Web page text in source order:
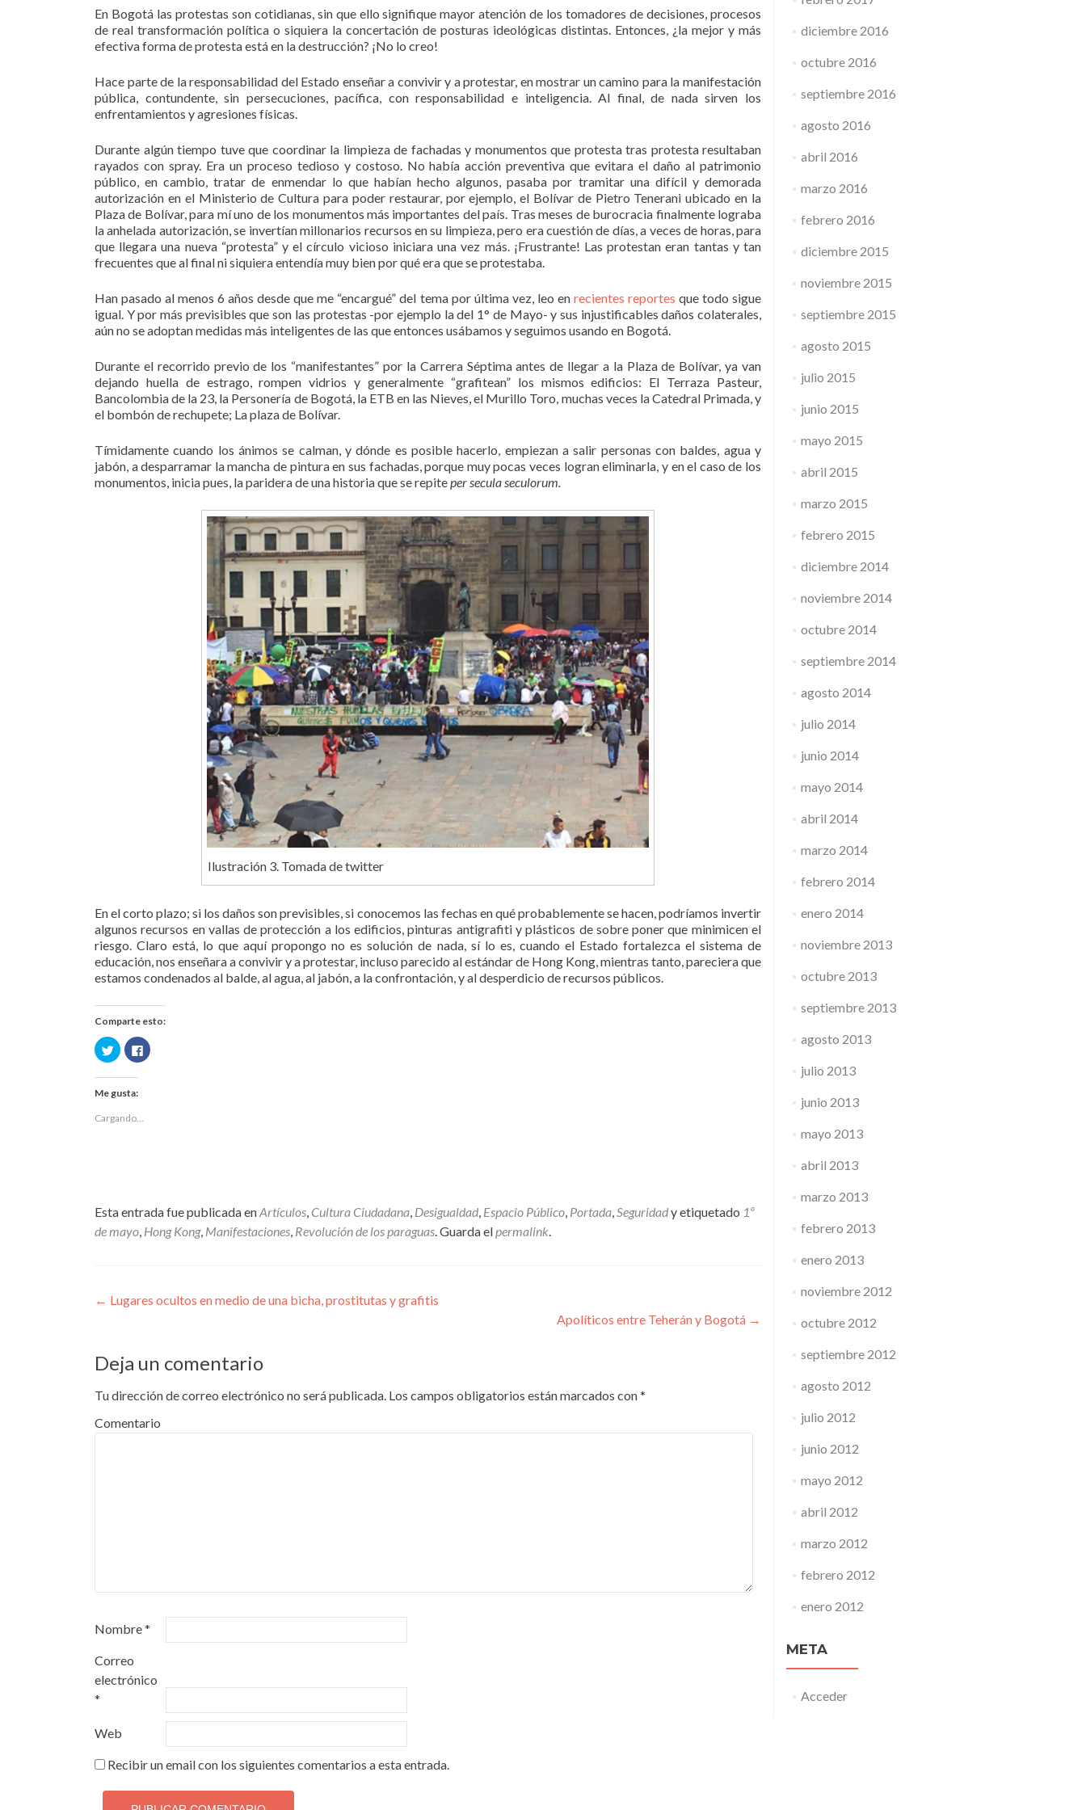
En Bogotá las protestas son cotidianas, sin que ello signifique mayor atención de los tomadores de decisiones, procesos
de real transformación política o siquiera la concertación de posturas ideológicas distintas. Entonces, ¿la mejor y más
efectiva forma de protesta está en la destrucción? ¡No lo creo!
Hace parte de la responsabilidad del Estado enseñar a convivir y a protestar, en mostrar un camino para la manifestación
pública, contundente, sin persecuciones, pacífica, con responsabilidad e inteligencia. Al final, de nada sirven los
enfrentamientos y agresiones físicas.
Durante algún tiempo tuve que coordinar la limpieza de fachadas y monumentos que protesta tras protesta resultaban
rayados con spray. Era un proceso tedioso y costoso. No había acción preventiva que evitara el daño al patrimonio
público, en cambio, tratar de enmendar lo que habían hecho algunos, pasaba por tramitar una difícil y demorada
autorización en el Ministerio de Cultura para poder restaurar, por ejemplo, el Bolívar de Pietro Tenerani ubicado en la
Plaza de Bolívar, para mí uno de los monumentos más importantes del país. Tras meses de burocracia finalmente lograba
la anhelada autorización, se invertían millonarios recursos en su limpieza, pero era cuestión de días, a veces de horas, para
que llegara una nueva “protesta” y el círculo vicioso iniciara una vez más. ¡Frustrante! Las protestan eran tantas y tan
frecuentes que al final ni siquiera entendía muy bien por qué era que se protestaba.
Han pasado al menos 6 años desde que me “encargué” del tema por última vez, leo en recientes reportes que todo sigue
igual. Y por más previsibles que son las protestas -por ejemplo la del 1° de Mayo- y sus injustificables daños colaterales,
aún no se adoptan medidas más inteligentes de las que entonces usábamos y seguimos usando en Bogotá.
Durante el recorrido previo de los “manifestantes” por la Carrera Séptima antes de llegar a la Plaza de Bolívar, ya van
dejando huella de estrago, rompen vidrios y generalmente “grafitean” los mismos edificios: El Terraza Pasteur,
Bancolombia de la 23, la Personería de Bogotá, la ETB en las Nieves, el Murillo Toro, muchas veces la Catedral Primada, y
el bombón de rechupete; La plaza de Bolívar.
Tímidamente cuando los ánimos se calman, y dónde es posible hacerlo, empiezan a salir personas con baldes, agua y
jabón, a desparramar la mancha de pintura en sus fachadas, porque muy pocas veces logran eliminarla, y en el caso de los
monumentos, inicia pues, la paridera de una historia que se repiteper secula seculorum.
Ilustración 3. Tomada de twitter
En el corto plazo; si los daños son previsibles, si conocemos las fechas en qué probablemente se hacen, podríamos invertir
algunos recursos en vallas de protección a los edificios, pinturas antigrafiti y plásticos de sobre poner que minimicen el
riesgo. Claro está, lo que aquí propongo no es solución de nada, sí lo es, cuando el Estado fortalezca el sistema de
educación, nos enseñara a convivir y a protestar, incluso parecido al estándar de Hong Kong, mientras tanto, pareciera que
estamos condenados al balde, al agua, al jabón, a la confrontación, y al desperdicio de recursos públicos.
Comparte esto:
Haz
clic
para
compartir
Twitter
abre
en
Haz
clic
Me gusta:
Cargando...
Esta entrada fue publicada enArtículos, Cultura Ciudadana, Desigualdad, Espacio Público, Portada,Seguridady etiquetado 1º
de mayo, Hong Kong, Manifestaciones, Revolución de los paraguas. Guarda elpermalink.
Navegación
entradas
← Lugares ocultos en medio de una bicha, prostitutas y grafitis
Apolíticos entre Teherán y Bogotá →
Deja un comentario
Tu dirección de correo electrónico no será publicada. Los campos obligatorios están marcados con*
Comentario
Nombre*
Correo
electrónico
*
Web
Recibir un email con los siguientes comentarios a esta entrada.
diciembre 2016
octubre 2016
septiembre 2016
agosto 2016
abril 2016
marzo 2016
febrero 2016
diciembre 2015
noviembre 2015
septiembre 2015
agosto 2015
julio 2015
junio 2015
mayo 2015
abril 2015
marzo 2015
febrero 2015
diciembre 2014
noviembre 2014
octubre 2014
septiembre 2014
agosto 2014
julio 2014
junio 2014
mayo 2014
abril 2014
marzo 2014
febrero 2014
enero 2014
noviembre 2013
octubre 2013
septiembre 2013
agosto 2013
julio 2013
junio 2013
mayo 2013
abril 2013
marzo 2013
febrero 2013
enero 2013
noviembre 2012
octubre 2012
septiembre 2012
agosto 2012
julio 2012
junio 2012
mayo 2012
abril 2012
marzo 2012
febrero 2012
enero 2012
META
Acceder